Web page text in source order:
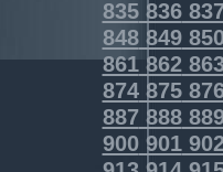
835836
848849
861862
874875
887888
900901